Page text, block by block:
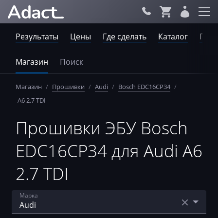
Результаты Цены Где сделать Каталог
Магазин Поиск
Магазин / Прошивки / Audi / Bosch EDC16CP34 /
A6 2.7 TDI
Прошивки ЭБУ Bosch
EDC16CP34 для Audi A6
2.7 TDI
Марка